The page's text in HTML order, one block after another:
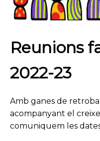
Reunions
2022-23
Amb ganes de
acompanyant el
comuniquem les